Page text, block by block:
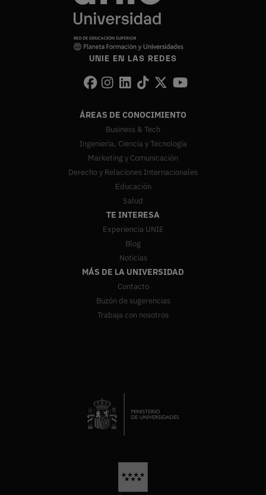
UNIE EN LAS REDES
ÁREAS DE CONOCIMIENTO
Business & Tech
Ingeniería, Ciencia y Tecnología
Marketing y Comunicación
Derecho y Relaciones Internacionales
Educación
Salud
TE INTERESA
Experiencia UNIE
Blog
Noticias
MÁS DE LA UNIVERSIDAD
Contacto
Buzón de sugerencias
Trabaja con nosotros